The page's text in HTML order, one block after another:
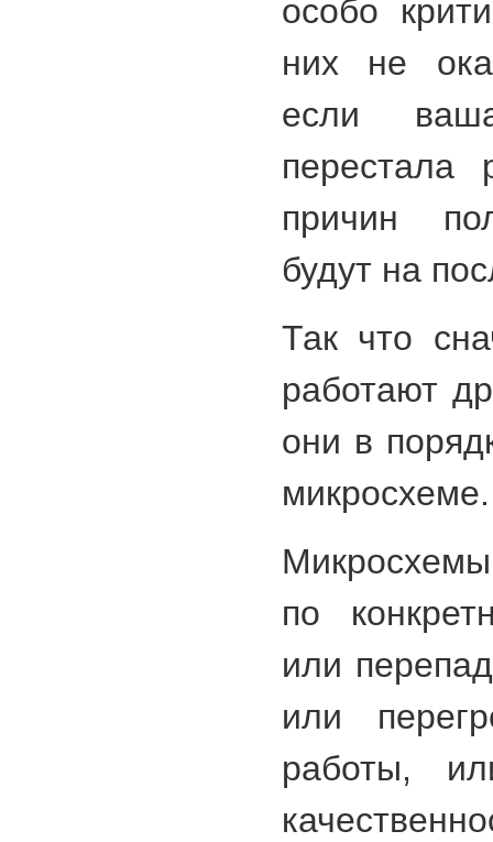
особо
них не
если
перестала
причин
будут на
Так что
работают
они в
микросхеме.
по
или
или
работы,